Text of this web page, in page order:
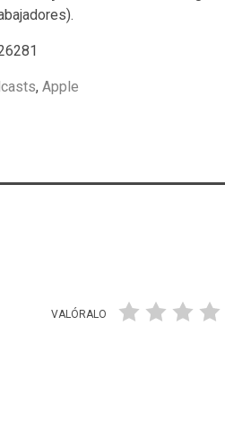
, Apple
VALÓRALO